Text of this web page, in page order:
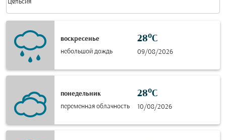
Цельсия
воскресенье
небольшой дождь
28°C
09/08/2026
понедельник
переменная облачность
28°C
10/08/2026